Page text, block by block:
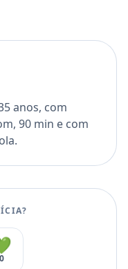
anos, com
90 min e com
0